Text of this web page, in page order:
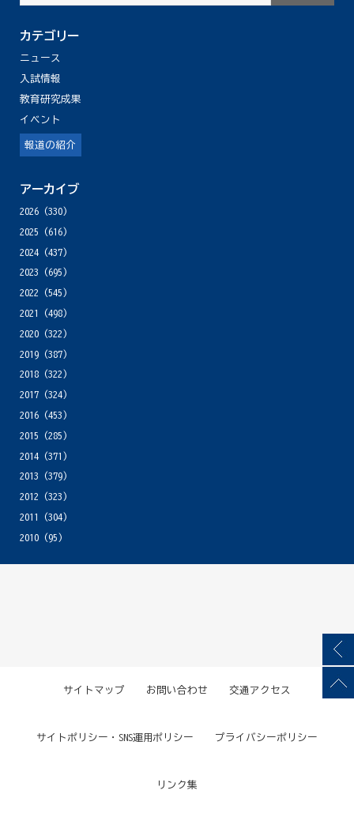
カテゴリー
ニュース
入試情報
教育研究成果
イベント
報道の紹介
アーカイブ
2026(330)
2025 (616)
2024(437)
2023 (695)
2022 (545)
2021
(498)
2020(322)
2019(387)
2018(322)
2017(324)
2016(453)
2015 (285)
2014(371)
2013 (379)
2012 (323)
2011
(304)
2010(95)
サイトマップ お問い合わせ 交通アクセス
サイトポリシー・SNS運用ポリシー プライバシーポリシー
リンク集